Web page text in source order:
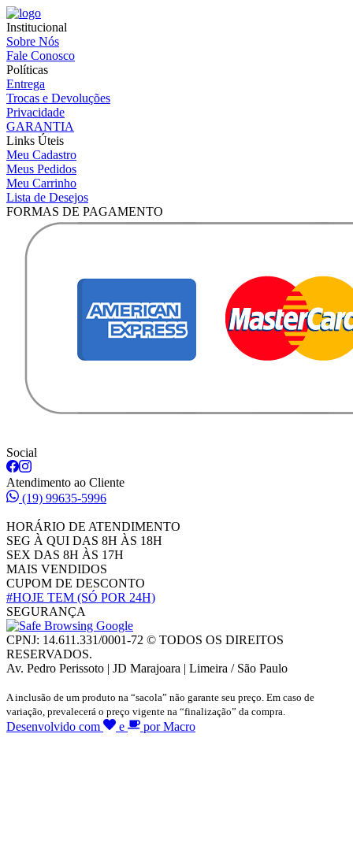
Institucional
Sobre Nós
Fale Conosco
Políticas
Entrega
Trocas e Devoluções
Privacidade
GARANTIA
Links Úteis
Meu Cadastro
Meus Pedidos
Meu Carrinho
Lista de Desejos
FORMAS DE PAGAMENTO
Social
Atendimento ao Cliente
(19) 99635-5996
HORÁRIO DE ATENDIMENTO
SEG À QUI DAS 8H ÀS 18H
SEX DAS 8H ÀS 17H
MAIS VENDIDOS
CUPOM DE DESCONTO
#HOJE TEM (SÓ POR 24H)
SEGURANÇA
CPNJ: 14.611.331/0001-72 © TODOS OS DIREITOS
RESERVADOS.
Av. Pedro Perissoto | JD Marajoara | Limeira / São Paulo
A inclusão de um produto na “sacola” não garante seu preço. Em caso de
variação, prevalecerá o preço vigente na “finalização” da compra.
Desenvolvido com e por Macro